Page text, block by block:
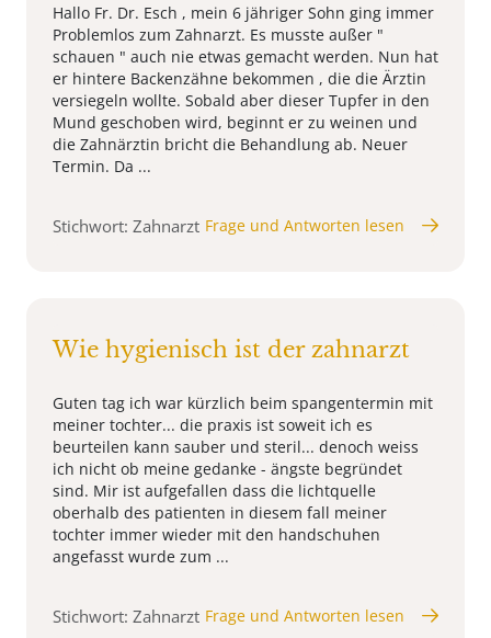
Hallo Fr. Dr. Esch , mein 6 jähriger Sohn ging immer
Problemlos zum Zahnarzt. Es musste außer "
schauen " auch nie etwas gemacht werden. Nun hat
er hintere Backenzähne bekommen , die die Ärztin
versiegeln wollte. Sobald aber dieser Tupfer in den
Mund geschoben wird, beginnt er zu weinen und
die Zahnärztin bricht die Behandlung ab. Neuer
Termin. Da ...
Stichwort: Zahnarzt Frage und Antworten lesen
Wie hygienisch ist der zahnarzt
Guten tag ich war kürzlich beim spangentermin mit
meiner tochter... die praxis ist soweit ich es
beurteilen kann sauber und steril... denoch weiss
ich nicht ob meine gedanke - ängste begründet
sind. Mir ist aufgefallen dass die lichtquelle
oberhalb des patienten in diesem fall meiner
tochter immer wieder mit den handschuhen
angefasst wurde zum ...
Stichwort: Zahnarzt Frage und Antworten lesen